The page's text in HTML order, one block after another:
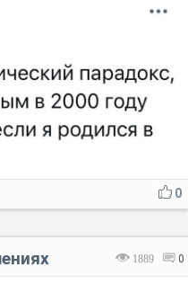
0
1889 0